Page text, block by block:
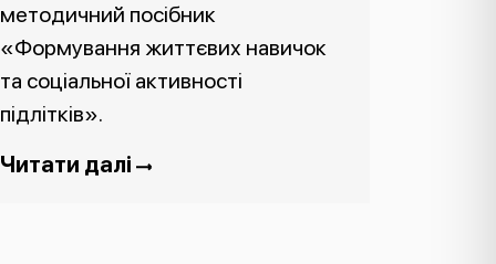
методичний посібник
«Формування життєвих навичок
та соціальної активності
підлітків».
Читати далі